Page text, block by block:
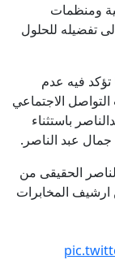
ومنظمات
تفضيله للحلول
فيه عدم
الاجتماعي
باستثناء
عبد الناصر.
الحقيقى من
ارشيف المخابرات